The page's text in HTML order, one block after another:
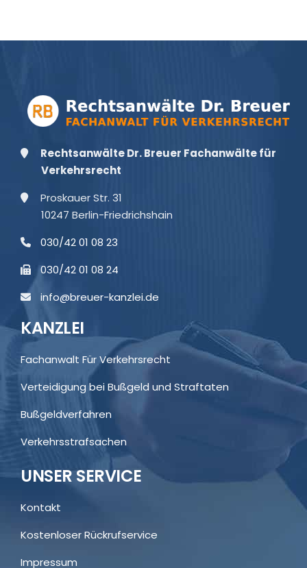
Rechtsanwälte Dr. Breuer Fachanwälte für
Verkehrsrecht
Proskauer Str. 31
10247 Berlin-Friedrichshain
030/42 01 08 23
030/42 01 08 24
info@breuer-kanzlei.de
KANZLEI
Fachanwalt Für Verkehrsrecht
Verteidigung bei Bußgeld und Straftaten
Bußgeldverfahren
Verkehrsstrafsachen
UNSER SERVICE
Kontakt
Kostenloser Rückrufservice
Impressum